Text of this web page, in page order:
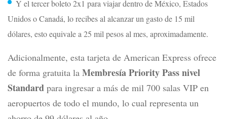
Y el tercer boleto 2x1 para viajar dentro de México, Estados
Unidos o Canadá, lo recibes al alcanzar un gasto de 15 mil
dólares, esto equivale a 25 mil pesos al mes, aproximadamente.
Adicionalmente, esta tarjeta de American Express ofrece
de forma gratuita la Membresía Priority Pass nivel
Standard para ingresar a más de mil 700 salas VIP en
aeropuertos de todo el mundo, lo cual representa un